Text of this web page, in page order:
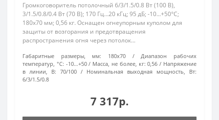
Громкоговоритель потолочный 6/3/1.5/0.8 Вт (100 В),
3/1.5/0.8/0.4 Вт (70 В); 170 Гц...20 кГц; 95 дБ; -10...+50°C;
180х70 мм; 0,56 кг. Оснащен огнеупорным куполом для
защиты от возгорания и предотвращения
распространения огня через потолок...
Габаритные размеры, мм: 180x70
Диапазон рабочих
температур, °С: -10…+50 Масса, не более, кг: 0,56
Напряжение
в линии, В: 70/100
Номинальная выходная мощность, Вт:
6/3/1.5/0.8
7 317р.